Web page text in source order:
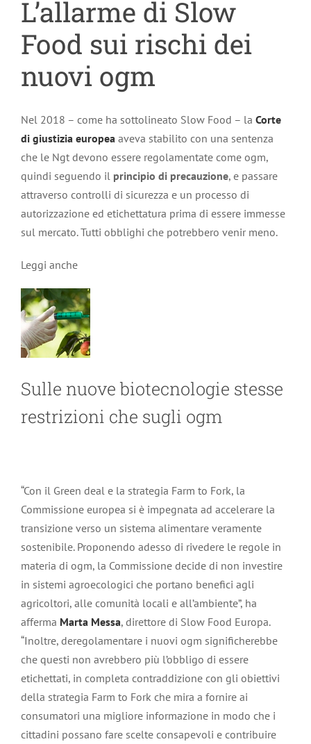
L’allarme di Slow
Food sui rischi dei
nuovi ogm
Nel 2018 – come ha sottolineato Slow Food – la Corte
di giustizia europea aveva stabilito con una sentenza
che le Ngt devono essere regolamentate come ogm,
quindi seguendo il principio di precauzione, e passare
attraverso controlli di sicurezza e un processo di
autorizzazione ed etichettatura prima di essere immesse
sul mercato. Tutti obblighi che potrebbero venir meno.
Leggi anche
Sulle nuove biotecnologie stesse
restrizioni che sugli ogm
“Con il Green deal e la strategia Farm to Fork, la
Commissione europea si è impegnata ad accelerare la
transizione verso un sistema alimentare veramente
sostenibile. Proponendo adesso di rivedere le regole in
materia di ogm, la Commissione decide di non investire
in sistemi agroecologici che portano benefici agli
agricoltori, alle comunità locali e all’ambiente”, ha
afferma Marta Messa, direttore di Slow Food Europa.
“Inoltre, deregolamentare i nuovi ogm significherebbe
che questi non avrebbero più l’obbligo di essere
etichettati, in completa contraddizione con gli obiettivi
della strategia Farm to Fork che mira a fornire ai
consumatori una migliore informazione in modo che i
cittadini possano fare scelte consapevoli e contribuire